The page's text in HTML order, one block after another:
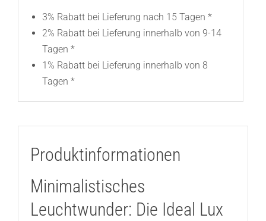
3% Rabatt bei Lieferung nach 15 Tagen *
2% Rabatt bei Lieferung innerhalb von 9-14
Tagen *
1% Rabatt bei Lieferung innerhalb von 8
Tagen *
Produktinformationen
Minimalistisches
Leuchtwunder: Die Ideal Lux